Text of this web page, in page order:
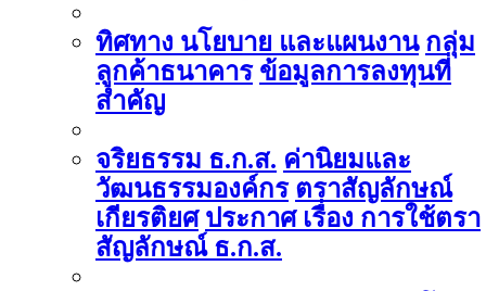
ทิศทาง นโยบาย และแผนงาน กลุ่ม
ลูกค้าธนาคาร ข้อมูลการลงทุนที่
สำคัญ
จริยธรรม ธ.ก.ส. ค่านิยมและ
วัฒนธรรมองค์กร ตราสัญลักษณ์
เกียรติยศ ประกาศ เรื่อง การใช้ตรา
สัญลักษณ์ ธ.ก.ส.